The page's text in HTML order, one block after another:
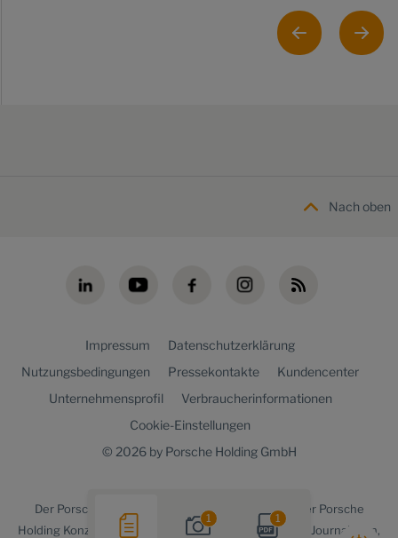
1 1
Nach oben
Impressum
Datenschutzerklärung
Nutzungsbedingungen
Pressekontakte
Kundencenter
Unternehmensprofil
Verbraucherinformationen
Cookie-Einstellungen
© 2026 by Porsche Holding GmbH
Der Porsche Holding newsroomist ein Angebot der Porsche
Holding Konzernkommunikation für Medienvertreter, Journalisten,